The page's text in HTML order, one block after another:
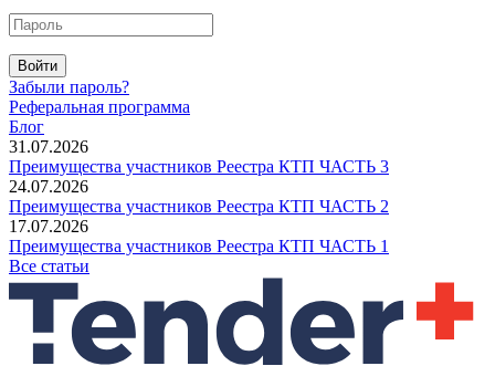
Войти
Забыли пароль?
Реферальная программа
Блог
31.07.2026
Преимущества участников Реестра КТП ЧАСТЬ 3
24.07.2026
Преимущества участников Реестра КТП ЧАСТЬ 2
17.07.2026
Преимущества участников Реестра КТП ЧАСТЬ 1
Все статьи